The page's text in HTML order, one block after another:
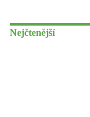
Nejčtenější